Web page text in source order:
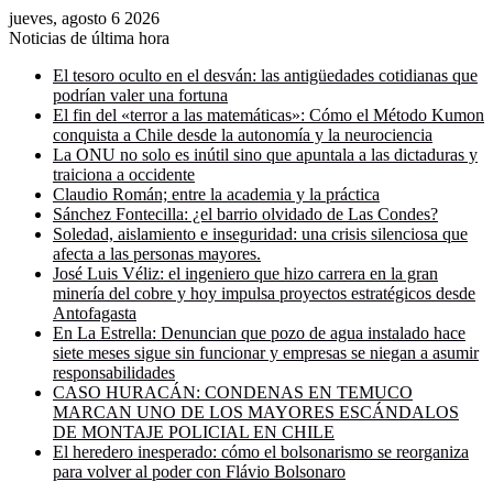
jueves, agosto 6 2026
Noticias de última hora
El tesoro oculto en el desván: las antigüedades cotidianas que
podrían valer una fortuna
El fin del «terror a las matemáticas»: Cómo el Método Kumon
conquista a Chile desde la autonomía y la neurociencia
La ONU no solo es inútil sino que apuntala a las dictaduras y
traiciona a occidente
Claudio Román; entre la academia y la práctica
Sánchez Fontecilla: ¿el barrio olvidado de Las Condes?
Soledad, aislamiento e inseguridad: una crisis silenciosa que
afecta a las personas mayores.
José Luis Véliz: el ingeniero que hizo carrera en la gran
minería del cobre y hoy impulsa proyectos estratégicos desde
Antofagasta
En La Estrella: Denuncian que pozo de agua instalado hace
siete meses sigue sin funcionar y empresas se niegan a asumir
responsabilidades
CASO HURACÁN: CONDENAS EN TEMUCO
MARCAN UNO DE LOS MAYORES ESCÁNDALOS
DE MONTAJE POLICIAL EN CHILE
El heredero inesperado: cómo el bolsonarismo se reorganiza
para volver al poder con Flávio Bolsonaro